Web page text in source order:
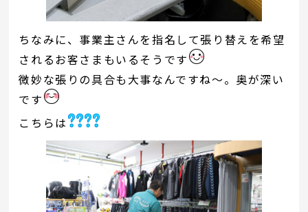
ちなみに、事業主さんを指名して張り替えを希望
されるお客さまもいるそうです
微妙な張りの具合も大事なんですね～。奥が深い
です
こちらは